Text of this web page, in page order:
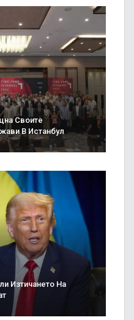
Своите
В Истанбул
Изтичането На